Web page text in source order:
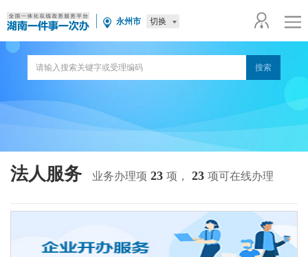
永州市 切换
法人服务 业务办理项 23 项， 23 项可在线办理